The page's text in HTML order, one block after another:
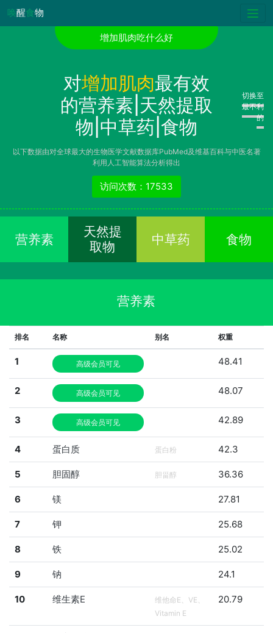
唤醒食物
增加肌肉吃什么好
对增加肌肉最有效
的营养素|天然提取
物|中草药|食物
切换至
最不利
的
以下数据由对全球最大的生物医学文献数据库PubMed及维基百科与中医名著
利用人工智能算法分析得出
访问次数：17533
营养素
天然提
取物
中草药 食物
营养素
排名 名称 别名 权重
1 高级会员可见 48.41
2 高级会员可见 48.07
3 高级会员可见 42.89
4 蛋白质 蛋白粉 42.3
5 胆固醇 胆甾醇 36.36
6 镁 27.81
7 钾 25.68
8 铁 25.02
9 钠 24.1
10 维生素E
维他命E、VE、
Vitamin E
20.79